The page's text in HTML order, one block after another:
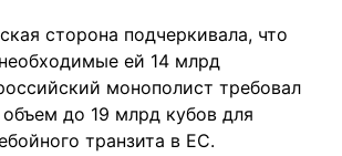
сторона подчеркивала, что
ей 14 млрд
монополист требовал
объем до 19 млрд кубов для
транзита в ЕС.